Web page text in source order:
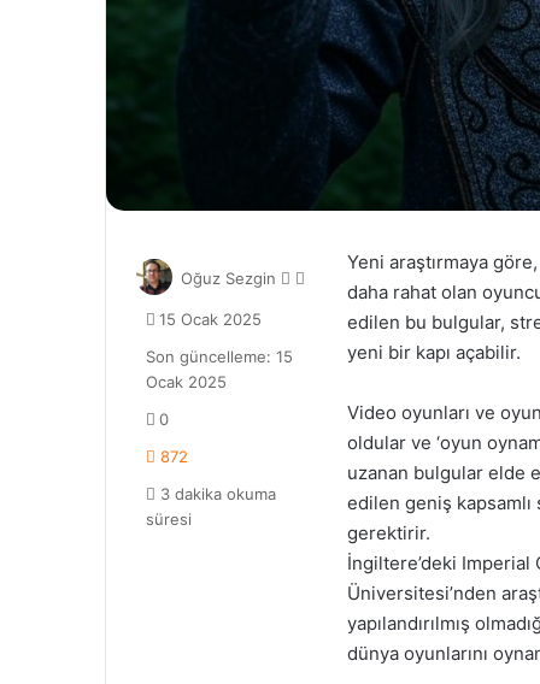
Yeni araştırmaya
daha rahat olan
edilen bu bulgular,
yeni bir kapı açabilir.
Video oyunları ve
oldular ve ‘oyun
uzanan bulgular elde
edilen geniş kapsamlı
gerektirir.
İngiltere’deki Imperial
Üniversitesi’nden
yapılandırılmış
dünya oyunlarını
Oğuz Sezgin
Follow
göndermek
15 Ocak 2025
Son güncelleme: 15
Ocak 2025
0
872
3 dakika okuma
süresi